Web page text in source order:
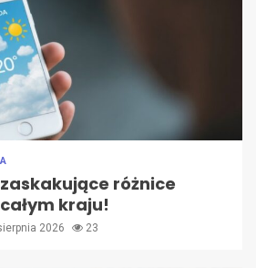
różnice
kraju!
2026 23